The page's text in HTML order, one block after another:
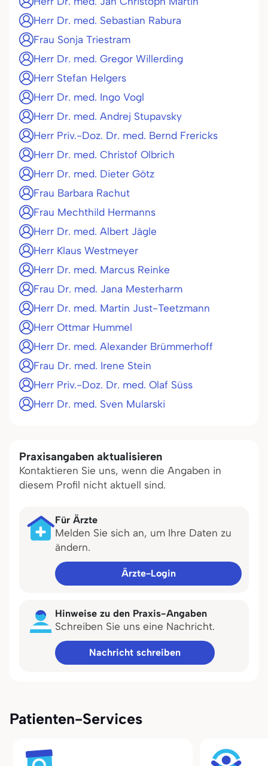
Herr Dr. med. Sebastian Rabura
Frau Sonja Triestram
Herr Dr. med. Gregor Willerding
Herr Stefan Helgers
Herr Dr. med. Ingo Vogl
Herr Dr. med. Andrej Stupavsky
Herr Priv.-Doz. Dr. med. Bernd Frericks
Herr Dr. med. Christof Olbrich
Herr Dr. med. Dieter Götz
Frau Barbara Rachut
Frau Mechthild Hermanns
Herr Dr. med. Albert Jägle
Herr Klaus Westmeyer
Herr Dr. med. Marcus Reinke
Frau Dr. med. Jana Mesterharm
Herr Dr. med. Martin Just-Teetzmann
Herr Ottmar Hummel
Herr Dr. med. Alexander Brümmerhoff
Frau Dr. med. Irene Stein
Herr Priv.-Doz. Dr. med. Olaf Süss
Herr Dr. med. Sven Mularski
Praxisangaben aktualisieren
Kontaktieren Sie uns, wenn die Angaben in
diesem Profil nicht aktuell sind.
Für Ärzte
Melden Sie sich an, um Ihre Daten zu
ändern.
Ärzte-Login
Hinweise zu den Praxis-Angaben
Schreiben Sie uns eine Nachricht.
Nachricht schreiben
Patienten-Services